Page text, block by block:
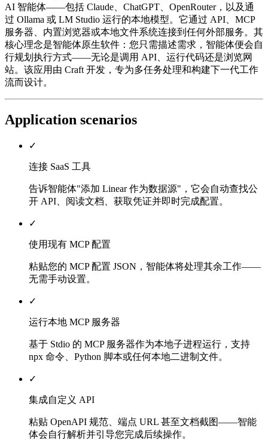
AI 智能体——包括 Claude、ChatGPT、OpenRouter，以及通
过 Ollama 或 LM Studio 运行的本地模型。它通过 API、MCP
服务器、内置浏览器或本地文件系统连接到任何外部服务。其
核心理念是智能体原生软件：您只需描述需求，智能体便会自
行规划执行方式——无论是调用 API、运行代码还是浏览网
站。该应用由 Craft 开发，专为多任务处理和构建下一代工作
流而设计。
Application scenarios
✓
连接 SaaS 工具
告诉智能体"添加 Linear 作为数据源"，它会自动查找公
开 API、阅读文档、获取凭证并即时完成配置。
✓
使用现有 MCP 配置
粘贴您的 MCP 配置 JSON，智能体将处理其余工作——
无需手动设置。
✓
运行本地 MCP 服务器
基于 Stdio 的 MCP 服务器作为本地子进程运行，支持
npx 命令、Python 脚本或任何本地二进制文件。
✓
集成自定义 API
粘贴 OpenAPI 规范、端点 URL 甚至文档截图——智能
体会自行解析并引导您完成后续操作。